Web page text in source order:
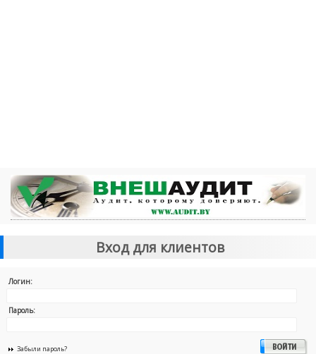
Вход для клиентов
Логин:
Пароль:
Забыли пароль?